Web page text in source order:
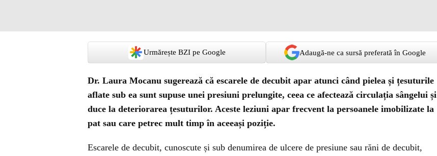
Urmărește BZI pe Google Adaugă-ne ca sursă preferată în Google
Dr. Laura Mocanu sugerează că escarele de decubit apar atunci când pielea și țesuturile
aflate sub ea sunt supuse unei presiuni prelungite, ceea ce afectează circulația sângelui și
duce la deteriorarea țesuturilor. Aceste leziuni apar frecvent la persoanele imobilizate la
pat sau care petrec mult timp în aceeași poziție.
Escarele de decubit, cunoscute și sub denumirea de ulcere de presiune sau răni de decubit,